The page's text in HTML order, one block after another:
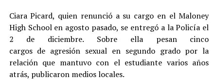
Ciara Picard, quien renunció a su cargo en el Maloney
High School en agosto pasado, se entregó a la Policía el
2 de diciembre. Sobre ella pesan cinco
cargos de agresión sexual en segundo grado por la
relación que mantuvo con el estudiante varios años
atrás, publicaron medios locales.